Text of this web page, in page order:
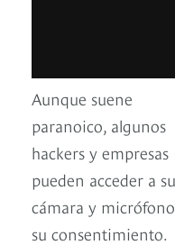
Aunque suene
paranoico, algunos
hackers y empresas
pueden acceder a su
cámara y
su consentimiento.